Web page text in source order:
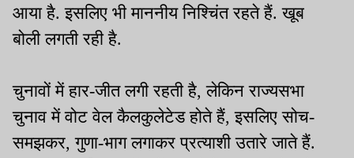
आया है. इसलिए भी माननीय निश्चिंत रहते हैं. खूब
बोली लगती रही है.
चुनावों में हार-जीत लगी रहती है, लेकिन राज्यसभा
चुनाव में वोट वेल कैलकुलेटेड होते हैं, इसलिए सोच-
समझकर, गुणा-भाग लगाकर प्रत्याशी उतारे जाते हैं.